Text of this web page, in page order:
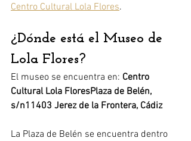
Centro Cultural Lola Flores.
¿Dónde está el Museo de
Lola Flores?
El museo se encuentra en: Centro
Cultural Lola FloresPlaza de Belén,
s/n11403 Jerez de la Frontera, Cádiz
La Plaza de Belén se encuentra dentro